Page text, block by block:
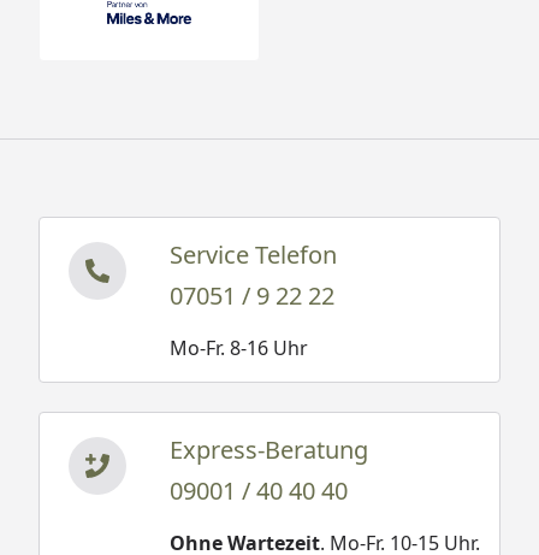
Service Telefon
07051 / 9 22 22
Mo-Fr. 8-16 Uhr
Express-Beratung
09001 / 40 40 40
Ohne Wartezeit. Mo-Fr. 10-15 Uhr.